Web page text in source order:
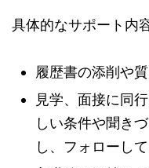
具体的なサポート内
履歴書の添削や質
見学、面接に同
しい条件や聞き
し、フォローして